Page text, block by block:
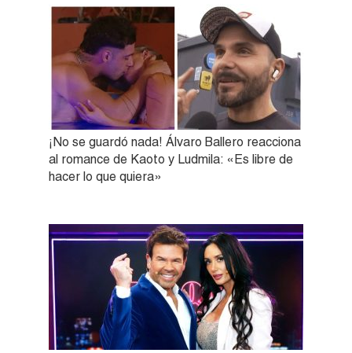
¡No se guardó nada! Álvaro Ballero reacciona
al romance de Kaoto y Ludmila: «Es libre de
hacer lo que quiera»